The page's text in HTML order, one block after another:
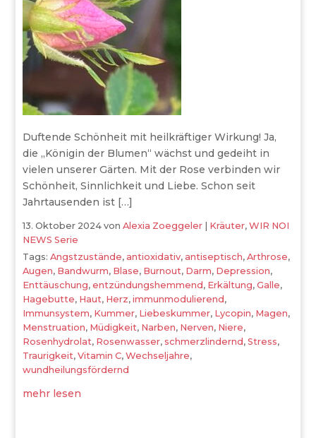
Duftende Schönheit mit heilkräftiger Wirkung! Ja,
die „Königin der Blumen“ wächst und gedeiht in
vielen unserer Gärten. Mit der Rose verbinden wir
Schönheit, Sinnlichkeit und Liebe. Schon seit
Jahrtausenden ist […]
13. Oktober 2024 vonAlexia Zoeggeler Kräuter,WIR NOI
NEWS Serie
Tags:Angstzustände, antioxidativ, antiseptisch,Arthrose,
Augen, Bandwurm, Blase, Burnout, Darm, Depression,
Enttäuschung,entzündungshemmend , Erkältung,Galle,
Hagebutte, Haut, Herz,immunmodulierend ,
Immunsystem, Kummer, Liebeskummer, Lycopin, Magen,
Menstruation, Müdigkeit, Narben, Nerven, Niere,
Rosenhydrolat, Rosenwasser,schmerzlindernd ,Stress,
Traurigkeit,Vitamin C,Wechseljahre,
wundheilungsfördernd
mehr lesen